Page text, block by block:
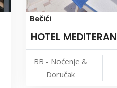
Bečići
HOTEL MEDITERAN
BB - Noćenje &
Doručak